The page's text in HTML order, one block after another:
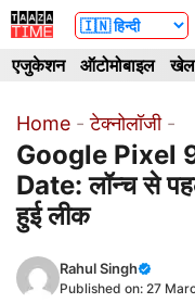
Skip
to
content
एजुकेशन ऑटोमोबाइल खेल
Home -टेक्नोलॉजी-
Google Pixel
Date: लॉन्च से
हुई लीक
Rahul Singh
Published on: 27